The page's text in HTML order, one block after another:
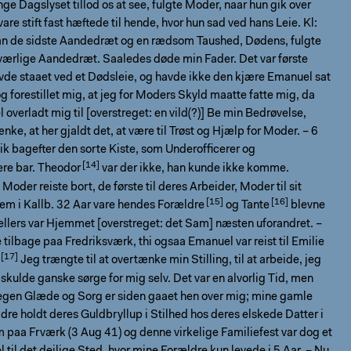
Dagslyset tillod os at see, fulgte Moder, naar hun gik over
stift fast hæftede til hende, hvor hun sad ved hans Leie. Kl:
de sidste Aandedræt og en rædsom Taushed, Dødens, fulgte
Aandedræt. Saaledes døde min Fader. Det var første
staaet ved et Dødsleie, og havde ikke den kjære Emanuel sat
forestillet mig, at jeg for Moders Skyld maatte fatte mig, da
overladt mig til [overstreget: en vild(?)] Be min Bedrøvelse,
at her gjaldt det, at være til Trøst og Hjælp for Moder. – 6
bagefter den sorte Kiste, som Underofﬁcerer og
bar. Theodor
var der ikke, han kunde ikke komme.
Moder reiste bort, de første til deres Arbeider, Moder til sit
i Kallb. 32 Aar vare hendes Forældre og Tante
blevne
var Hjemmet [overstreget: det Sam] næsten uforandret. –
tilbage paa Fredriksværk, thi ogsaa Emanuel var reist til Emilie
Jeg trængte til at overtænke min Stilling, til at arbeide, jeg
ganske sørge for mig selv. Det var en alvorlig Tid, men
Glæde og Sorg er siden gaaet hen over mig; mine gamle
holdt deres Guldbryllup i Stilhed hos deres elskede Datter i
paa Frværk (3 Aug 41) og denne virkelige Familiefest var dog et